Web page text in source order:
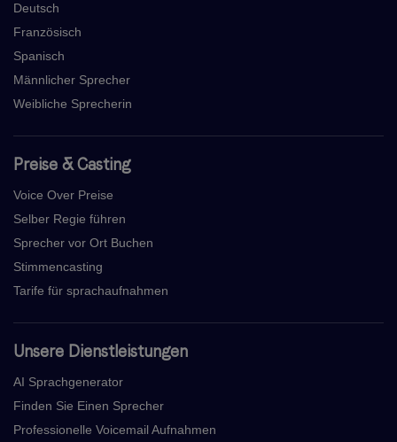
Deutsch
Französisch
Spanisch
Männlicher Sprecher
Weibliche Sprecherin
Preise & Casting
Voice Over Preise
Selber Regie führen
Sprecher vor Ort Buchen
Stimmencasting
Tarife für sprachaufnahmen
Unsere Dienstleistungen
AI Sprachgenerator
Finden Sie Einen Sprecher
Professionelle Voicemail Aufnahmen